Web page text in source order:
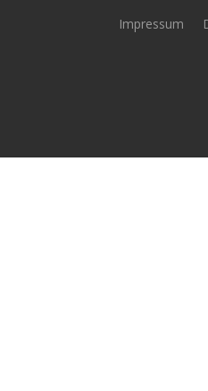
Impressum